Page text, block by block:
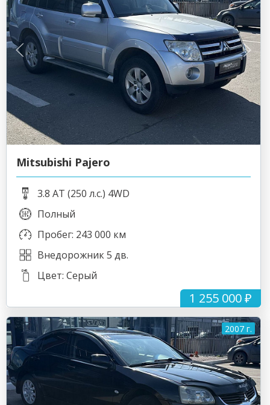
1 255 000 ₽
Mitsubishi Pajero
3.8 AT (250 л.с.) 4WD
Полный
Пробег: 243 000 км
Внедорожник 5 дв.
Цвет: Серый
2007 г.